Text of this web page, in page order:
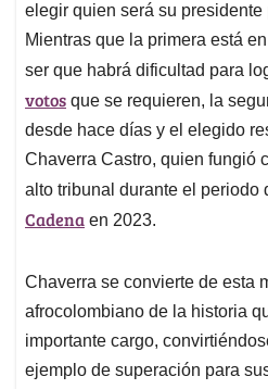
elegir quien será su presidente
Mientras que la primera está
ser que habrá dificultad para
votos que se requieren, la
desde hace días y el elegido
Chaverra Castro, quien fungió
alto tribunal durante el periodo
Cadena en 2023.
Chaverra se convierte de esta
afrocolombiano de la historia
importante cargo,
ejemplo de superación para